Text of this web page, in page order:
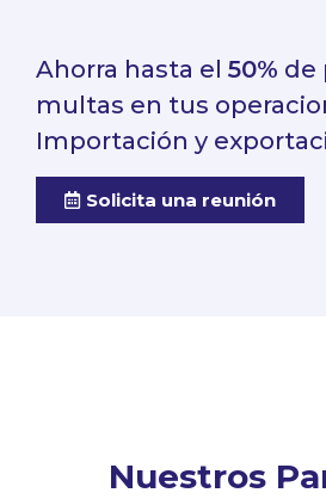
Ahorra hasta el 50% de
multas en tus
Importación y
Solicita una reunión
Nuestros